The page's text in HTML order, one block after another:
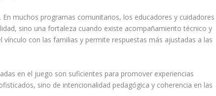
muchos programas comunitarios, los educadores y cuidadores
sino una fortaleza cuando existe acompañamiento técnico y
con las familias y permite respuestas más ajustadas a las
en el juego son suficientes para promover experiencias
sino de intencionalidad pedagógica y coherencia en las